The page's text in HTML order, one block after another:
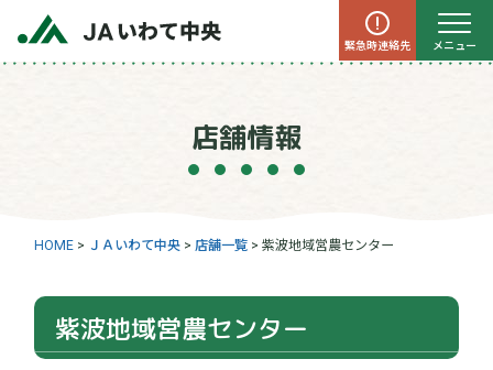
緊急時連絡先 メニュー
店舗情報
HOME > ＪＡいわて中央 >店舗一覧 >紫波地域営農センター
紫波地域営農センター